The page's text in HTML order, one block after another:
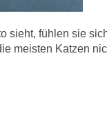
sieht, fühlen sie
meisten Katzen